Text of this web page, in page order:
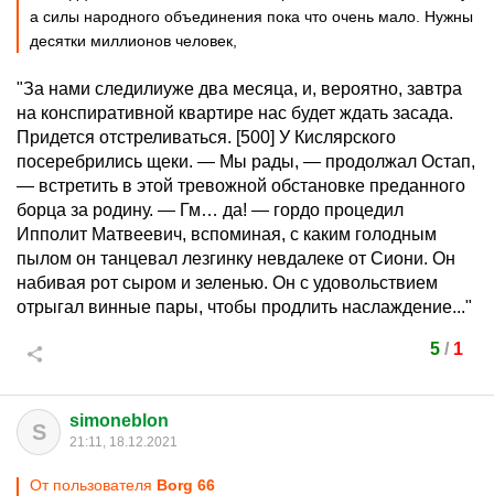
а силы народного объединения пока что очень мало. Нужны
десятки миллионов человек,
"За нами следилиуже два месяца, и, вероятно, завтра
на конспиративной квартире нас будет ждать засада.
Придется отстреливаться. [500] У Кислярского
посеребрились щеки. — Мы рады, — продолжал Остап,
— встретить в этой тревожной обстановке преданного
борца за родину. — Гм… да! — гордо процедил
Ипполит Матвеевич, вспоминая, с каким голодным
пылом он танцевал лезгинку невдалеке от Сиони. Он
набивая рот сыром и зеленью. Он с удовольствием
отрыгал винные пары, чтобы продлить наслаждение..."
5/ 1
S simoneblon
21:11, 18.12.2021
От пользователя Borg 66